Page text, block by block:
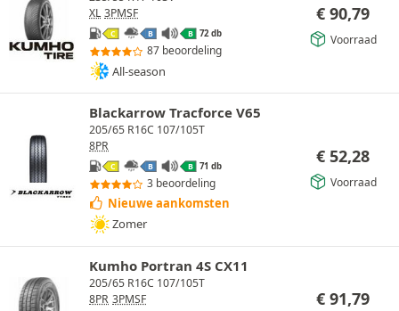
XL 3PMSF
C B B 72 db
87 beoordeling
All-season
€ 90,79
Voorraad
Blackarrow Tracforce V65
205/65 R16C 107/105T
8PR
C B B 71 db
3 beoordeling
Nieuwe aankomsten
Zomer
€ 52,28
Voorraad
Kumho Portran 4S CX11
205/65 R16C 107/105T
8PR 3PMSF € 91,79